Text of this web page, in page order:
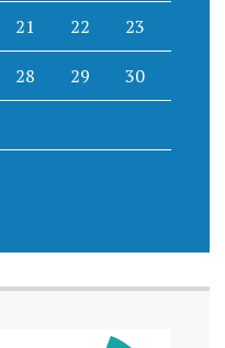
21 22 23
28 29 30